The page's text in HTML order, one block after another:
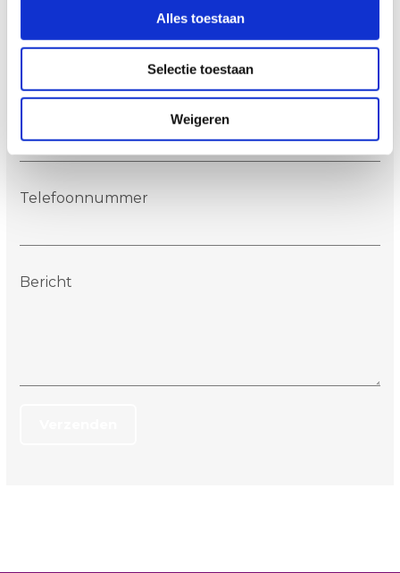
Alles toestaan
Selectie toestaan
Weigeren
Telefoonnummer
Bericht